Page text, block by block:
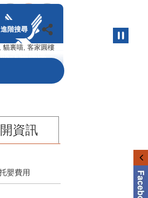
進階搜尋
貓裏喵 客家圓樓